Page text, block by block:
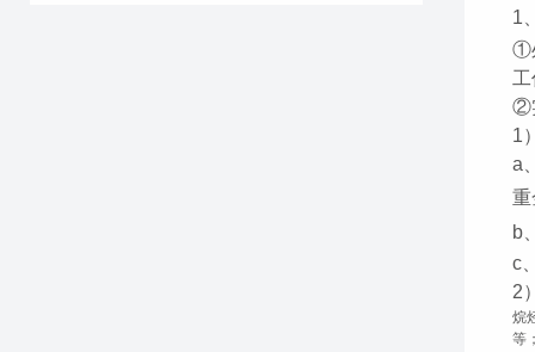
1
①
②
1
a
重
b
c
2
烷
等